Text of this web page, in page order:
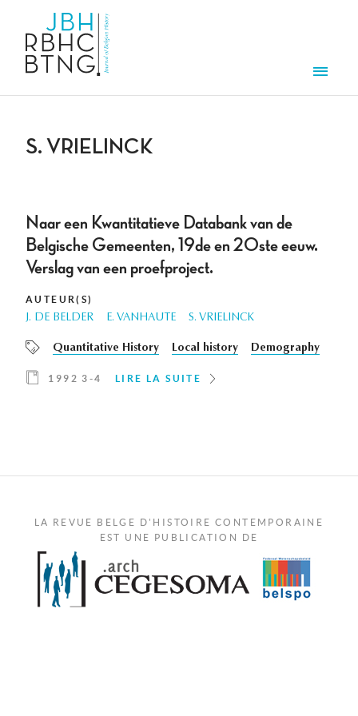
S. VRIELINCK
Naar een Kwantitatieve Databank van de
Belgische Gemeenten, 19de en 20ste eeuw.
Verslag van een proefproject.
AUTEUR(S)
J. DE BELDER E. VANHAUTE S. VRIELINCK
Quantitative History Local history Demography
1992 3-4 LIRE LA SUITE
LA REVUE BELGE D'HISTOIRE CONTEMPORAINE
EST UNE PUBLICATION DE